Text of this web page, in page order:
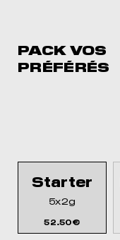
PACK VOS
PRÉFÉRÉS
Starter
5x2g
52.50€